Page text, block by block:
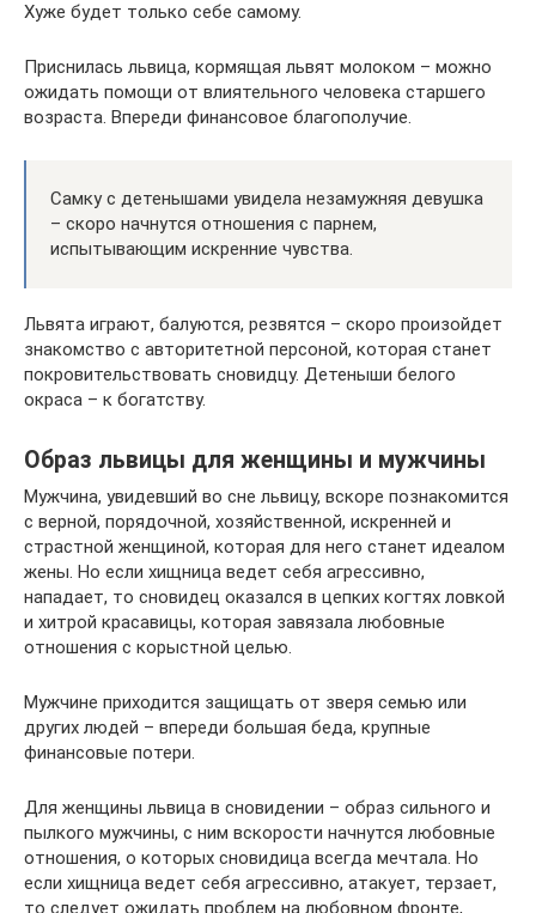
Хуже будет только себе самому.
Приснилась львица, кормящая львят молоком – можно
ожидать помощи от влиятельного человека старшего
возраста. Впереди финансовое благополучие.
Самку с детенышами увидела незамужняя девушка
– скоро начнутся отношения с парнем,
испытывающим искренние чувства.
Львята играют, балуются, резвятся – скоро произойдет
знакомство с авторитетной персоной, которая станет
покровительствовать сновидцу. Детеныши белого
окраса – к богатству.
Образ львицы для женщины и мужчины
Мужчина, увидевший во сне львицу, вскоре познакомится
с верной, порядочной, хозяйственной, искренней и
страстной женщиной, которая для него станет идеалом
жены. Но если хищница ведет себя агрессивно,
нападает, то сновидец оказался в цепких когтях ловкой
и хитрой красавицы, которая завязала любовные
отношения с корыстной целью.
Мужчине приходится защищать от зверя семью или
других людей – впереди большая беда, крупные
финансовые потери.
Для женщины львица в сновидении – образ сильного и
пылкого мужчины, с ним вскорости начнутся любовные
отношения, о которых сновидица всегда мечтала. Но
если хищница ведет себя агрессивно, атакует, терзает,
то следует ожидать проблем на любовном фронте,